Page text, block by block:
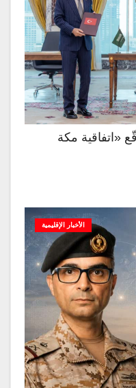
«اتفاقية مكة
الأخبار الإقليمية